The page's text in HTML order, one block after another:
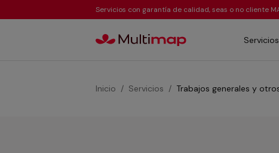
Servicios con garantía de calidad, seas o no cliente
Servicios
Inicio Servicios Trabajos generales y